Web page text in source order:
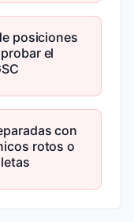
posiciones
el
con
rotos o